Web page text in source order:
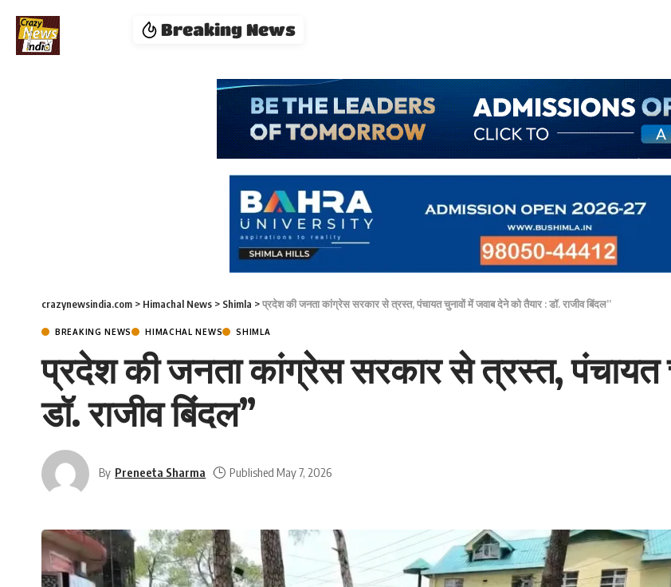
Breaking News
crazynewsindia.com > Himachal News > Shimla >प्रदेश की जनता कांग्रेस सरकार से त्रस्त, पंचायत चुनावों में जवाब देने को तैयार : डॉ. राजीव बिंदल”
BREAKING NEWS HIMACHAL NEWS SHIMLA
प्रदेश की जनता कांग्रेस सरकार से त्रस्त, पंचायत
डॉ. राजीव बिंदल”
By Preneeta Sharma Published May 7, 2026